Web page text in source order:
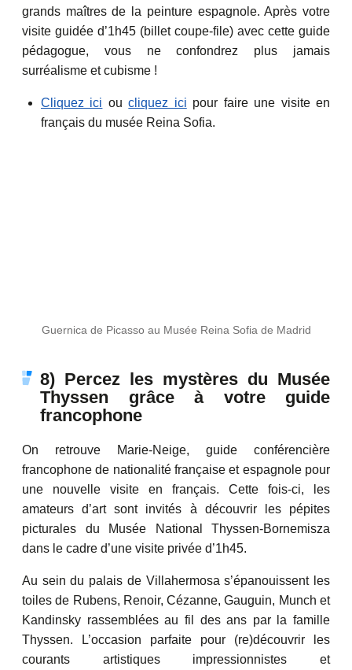
grands maîtres de la peinture espagnole. Après votre
visite guidée d’1h45 (billet coupe-file) avec cette guide
pédagogue, vous ne confondrez plus jamais
surréalisme et cubisme !
Cliquez ici oucliquez ici pour faire une visite en
français du musée Reina Sofia.
Guernica de Picasso au Musée Reina Sofia de Madrid
8) Percez les mystères du Musée
Thyssen grâce à votre guide
francophone
On retrouve Marie-Neige, guide conférencière
francophone de nationalité française et espagnole pour
une nouvelle visite en français. Cette fois-ci, les
amateurs d’art sont invités à découvrir les pépites
picturales du Musée National Thyssen-Bornemisza
dans le cadre d’une visite privée d’1h45.
Au sein du palais de Villahermosa s’épanouissent les
toiles de Rubens, Renoir, Cézanne, Gauguin, Munch et
Kandinsky rassemblées au fil des ans par la famille
Thyssen. L’occasion parfaite pour (re)découvrir les
courants artistiques impressionnistes et